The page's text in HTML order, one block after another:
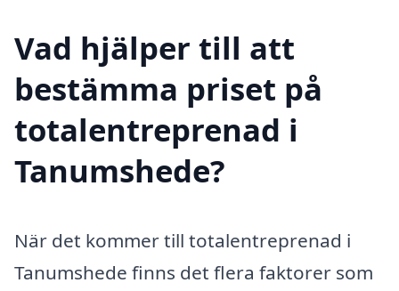
Vad hjälper till att
bestämma priset på
totalentreprenad i
Tanumshede?
När det kommer till totalentreprenad i
Tanumshede finns det flera faktorer som